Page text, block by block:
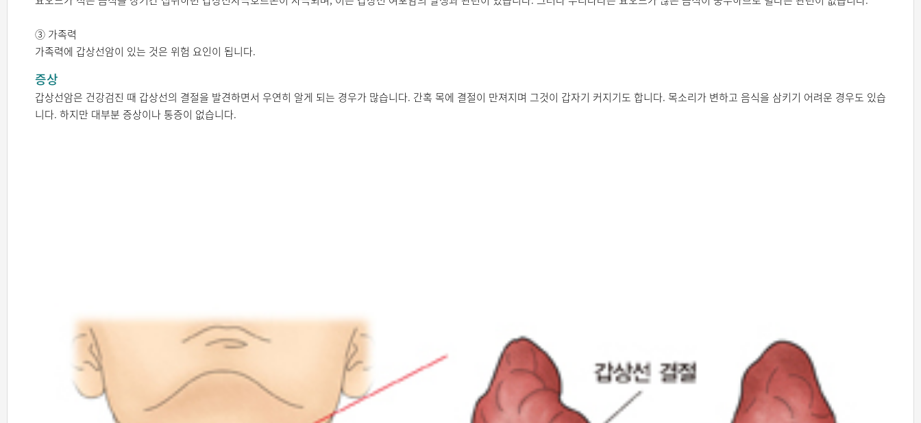
③ 가족력
가족력에 갑상선암이 있는 것은 위험 요인이 됩니다.
증상
갑상선암은 건강검진 때 갑상선의 결절을 발견하면서 우연히 알게 되는 경우가 많습니다. 간혹 목에 결절이 만져지며 그것이 갑자기 커지기도 합니다. 목소리가 변하고 음식을 삼키기 어려운 경우도 있습
니다. 하지만 대부분 증상이나 통증이 없습니다.